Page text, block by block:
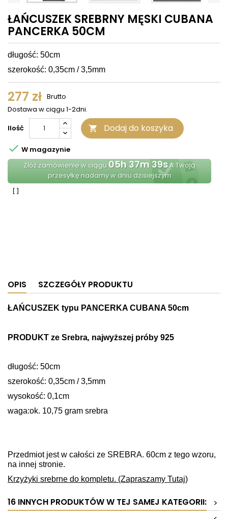
ŁAŃCUSZEK SREBRNY MĘSKI CUBANA
PANCERKA 50CM
długość: 50cm
szerokość: 0,35cm / 3,5mm
277 zł Brutto
Dostawa w ciągu 1-2dni.
Ilość
 Dodaj do koszyka
 W magazynie
Złóż zamówienie w ciągu 05h 37m 39sA Twoją
przesyłkę nadamy w dniu dzisiejszym
OPIS SZCZEGÓŁY PRODUKTU
ŁAŃCUSZEK typu PANCERKA CUBANA 50cm
PRODUKT ze Srebra, najwyższej próby 925
długość: 50cm
szerokość: 0,35cm / 3,5mm
wysokość: 0,1cm
waga:ok. 10,75 gram srebra
Przedmiot jest w całości ze SREBRA. 60cm z tego wzoru,
na innej stronie.
Krzyżyki srebrne do kompletu. (Zapraszamy Tutaj)
16 INNYCH PRODUKTÓW W TEJ SAMEJ KATEGORII:
>